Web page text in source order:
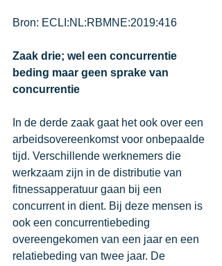
Bron: ECLI:NL:RBMNE:2019:416
Zaak drie; wel een concurrentie
beding maar geen sprake van
concurrentie
In de derde zaak gaat het ook over een
arbeidsovereenkomst voor onbepaalde
tijd. Verschillende werknemers die
werkzaam zijn in de distributie van
fitnessapperatuur gaan bij een
concurrent in dient. Bij deze mensen is
ook een concurrentiebeding
overeengekomen van een jaar en een
relatiebeding van twee jaar. De